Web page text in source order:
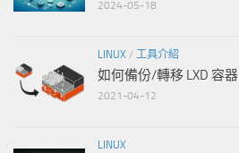
2024-05-18
LINUX / 工具介紹
如何備份/轉移 LXD 容器
2021-04-12
LINUX